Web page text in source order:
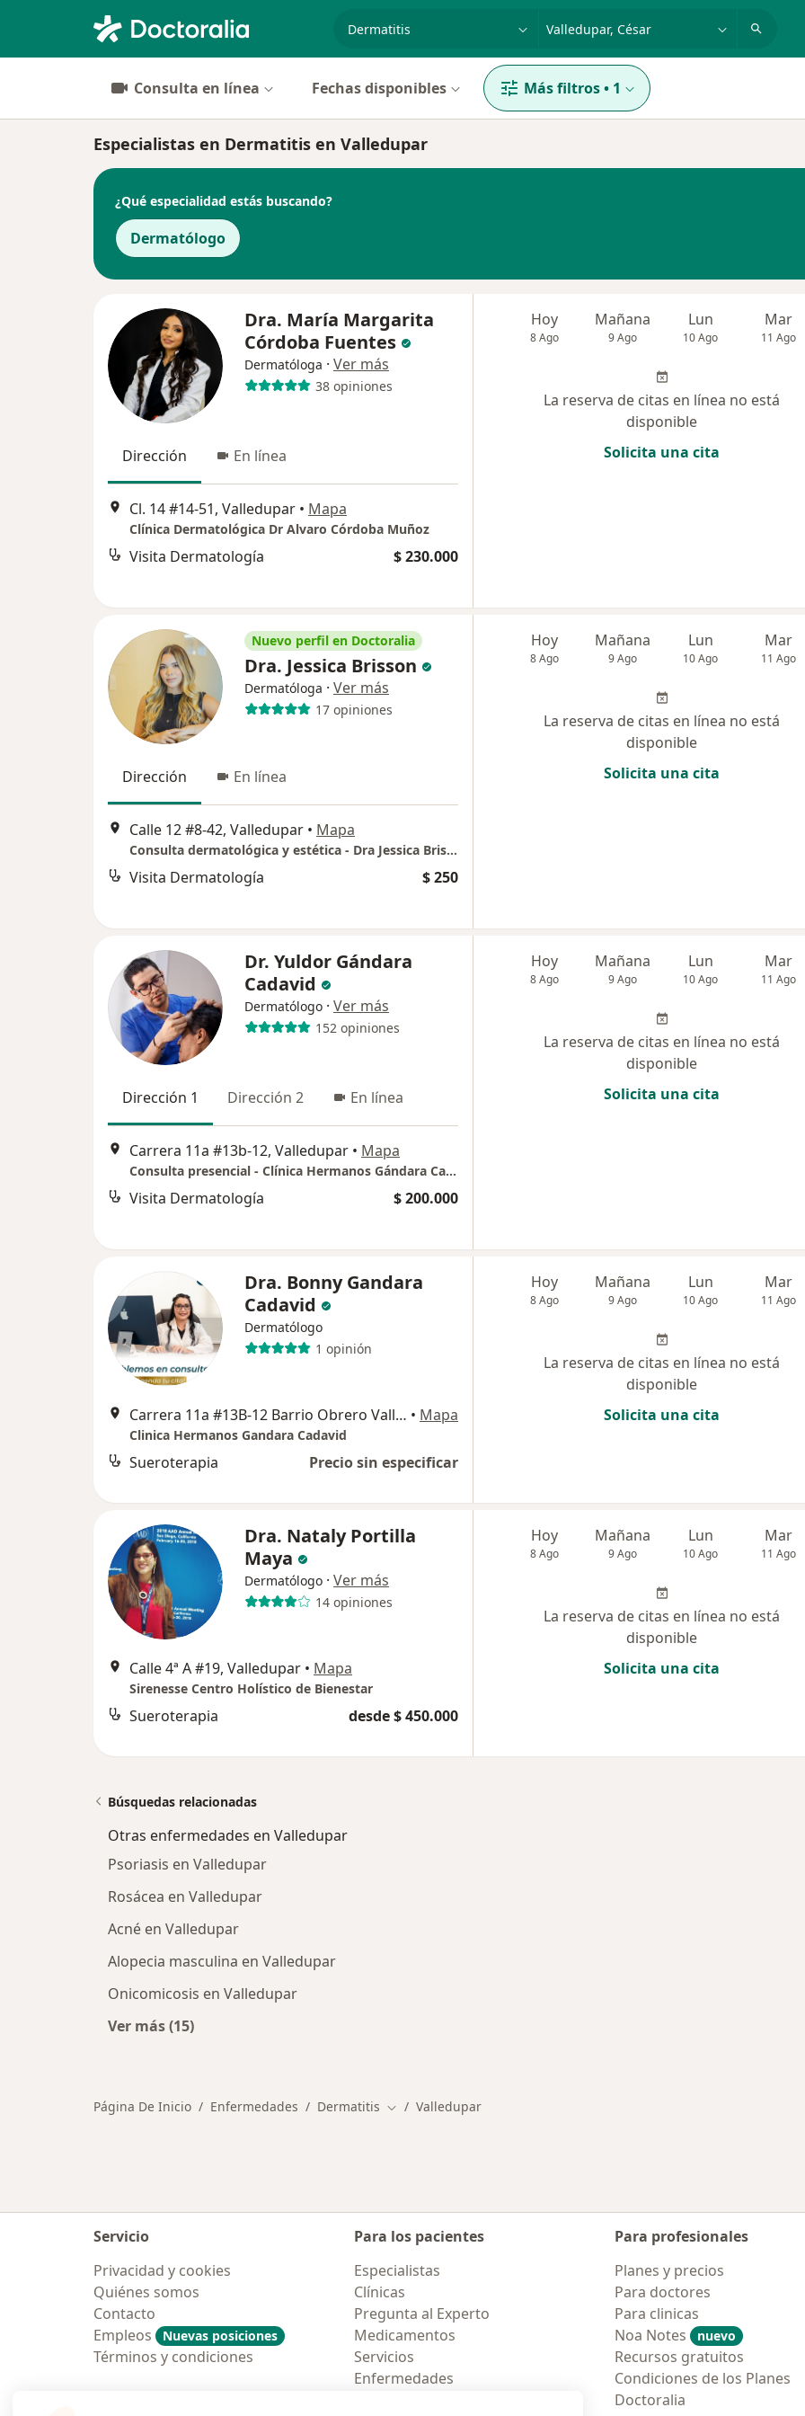
Consulta en línea Fechas disponibles Más filtros• 1
Especialistas en Dermatitis en Valledupar
¿Qué especialidad estás buscando?
Dermatólogo
Dra. María Margarita
Córdoba Fuentes
Dermatóloga · Ver más
38 opiniones
Dirección En línea
Cl. 14 #14-51, Valledupar • Mapa
Clínica Dermatológica Dr Alvaro Córdoba Muñoz
Visita Dermatología $ 230.000
Hoy
8 Ago
Mañana
9 Ago
Lun
10 Ago
Mar
11 Ago
La reserva de citas en línea no está
disponible
Solicita una cita
Nuevo perfil en Doctoralia
Dra. Jessica Brisson
Dermatóloga · Ver más
17 opiniones
Dirección En línea
Calle 12 #8-42, Valledupar • Mapa
Consulta dermatológica y estética - Dra Jessica Brisson
Visita Dermatología $ 250
Hoy
8 Ago
Mañana
9 Ago
Lun
10 Ago
Mar
11 Ago
La reserva de citas en línea no está
disponible
Solicita una cita
Dr. Yuldor Gándara
Cadavid
Dermatólogo · Ver más
152 opiniones
Dirección 1 Dirección 2 En línea
Carrera 11a #13b-12, Valledupar • Mapa
Consulta presencial - Clínica Hermanos Gándara Cadavid 3er Piso
Visita Dermatología $ 200.000
Hoy
8 Ago
Mañana
9 Ago
Lun
10 Ago
Mar
11 Ago
La reserva de citas en línea no está
disponible
Solicita una cita
Dra. Bonny Gandara
Cadavid
Dermatólogo
1 opinión
Carrera 11a #13B-12 Barrio Obrero Valledupar, Cesar, Valledupar • Mapa
Clinica Hermanos Gandara Cadavid
Sueroterapia Precio sin especificar
Hoy
8 Ago
Mañana
9 Ago
Lun
10 Ago
Mar
11 Ago
La reserva de citas en línea no está
disponible
Solicita una cita
Dra. Nataly Portilla
Maya
Dermatólogo · Ver más
14 opiniones
Calle 4ª A #19, Valledupar • Mapa
Sirenesse Centro Holístico de Bienestar
Sueroterapia desde $ 450.000
Hoy
8 Ago
Mañana
9 Ago
Lun
10 Ago
Mar
11 Ago
La reserva de citas en línea no está
disponible
Solicita una cita
Búsquedas relacionadas
Otras enfermedades en Valledupar
Psoriasis en Valledupar
Rosácea en Valledupar
Acné en Valledupar
Alopecia masculina en Valledupar
Onicomicosis en Valledupar
Ver más (15)
Página De Inicio Enfermedades Dermatitis Cambiar de ciudad
Valledupar
Servicio
Privacidad y cookies
Quiénes somos
Contacto
Empleos
Nuevas posiciones
Términos y condiciones
Para los pacientes
Especialistas
Clínicas
Pregunta al Experto
Medicamentos
Servicios
Enfermedades
Para profesionales
Planes y precios
Para doctores
Para clinicas
Noa Notes
nuevo
Recursos gratuitos
Condiciones de los Planes
Doctoralia